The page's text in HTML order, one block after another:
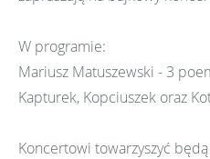
W programie:
Mariusz Matuszewski - 3
Kapturek, Kopciuszek oraz
Koncertowi towarzyszyć